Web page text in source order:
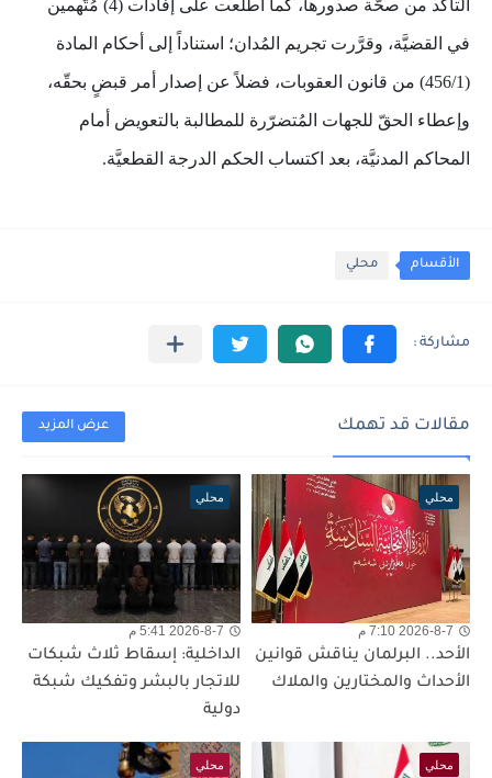
التأكُّد من صحَّة صدورها، كما اطَّلعت على إفادات (4) مُتَّهمين
في القضيَّة، وقرَّرت تجريم المُدان؛ استناداً إلى أحكام المادة
(456/1) من قانون العقوبات، فضلاً عن إصدار أمر قبضٍ بحقّه،
وإعطاء الحقّ للجهات المُتضرّرة للمطالبة بالتعويض أمام
المحاكم المدنيَّة، بعد اكتساب الحكم الدرجة القطعيَّة.
الأقسام محلي
مقالات قد تهمك عرض المزيد
محلي
2026-8-7 7:10 م
الأحد.. البرلمان يناقش قوانين
الأحداث والمختارين والملاك
محلي
2026-8-7 5:41 م
الداخلية: إسقاط ثلاث شبكات
للاتجار بالبشر وتفكيك شبكة
دولية
محلي محلي